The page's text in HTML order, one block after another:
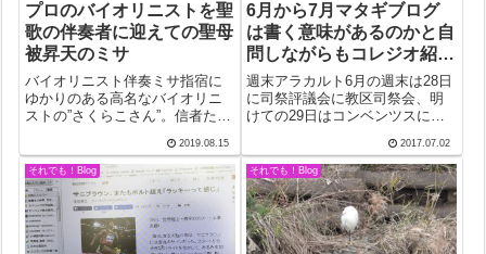
プロのバイオリニストを聖
歌の伴奏者に迎えての聖母
被昇天のミサ
バイオリニスト伴奏ミサ指宿に
ゆかりのある高名なバイオリニ
ストの”さくらこさん”。信者たち
ては初対面かと思いきや、そう
ではない、ということだった
が、記憶が飛んで申し訳ない再
会がこの前の11日の日曜日。聖
母被昇天のミ...
2019.08.15
6月から7月マタギブログ
は書く意味があるのかと自
問しながらもコレジオ紹介
をしたくてのメモブログ
週末アラカルト6月の週末は28日
に司祭評議会に教区司祭会、明
けての29日はコンベンツスにペ
年は、ザべリオ会の神父さんに
声をかけたら、快諾してくれた
のでのんびりした気分で説教を
聞くことができた。かねては聞
くことのな...
2017.07.02
それでも！Blog それでも！Blog